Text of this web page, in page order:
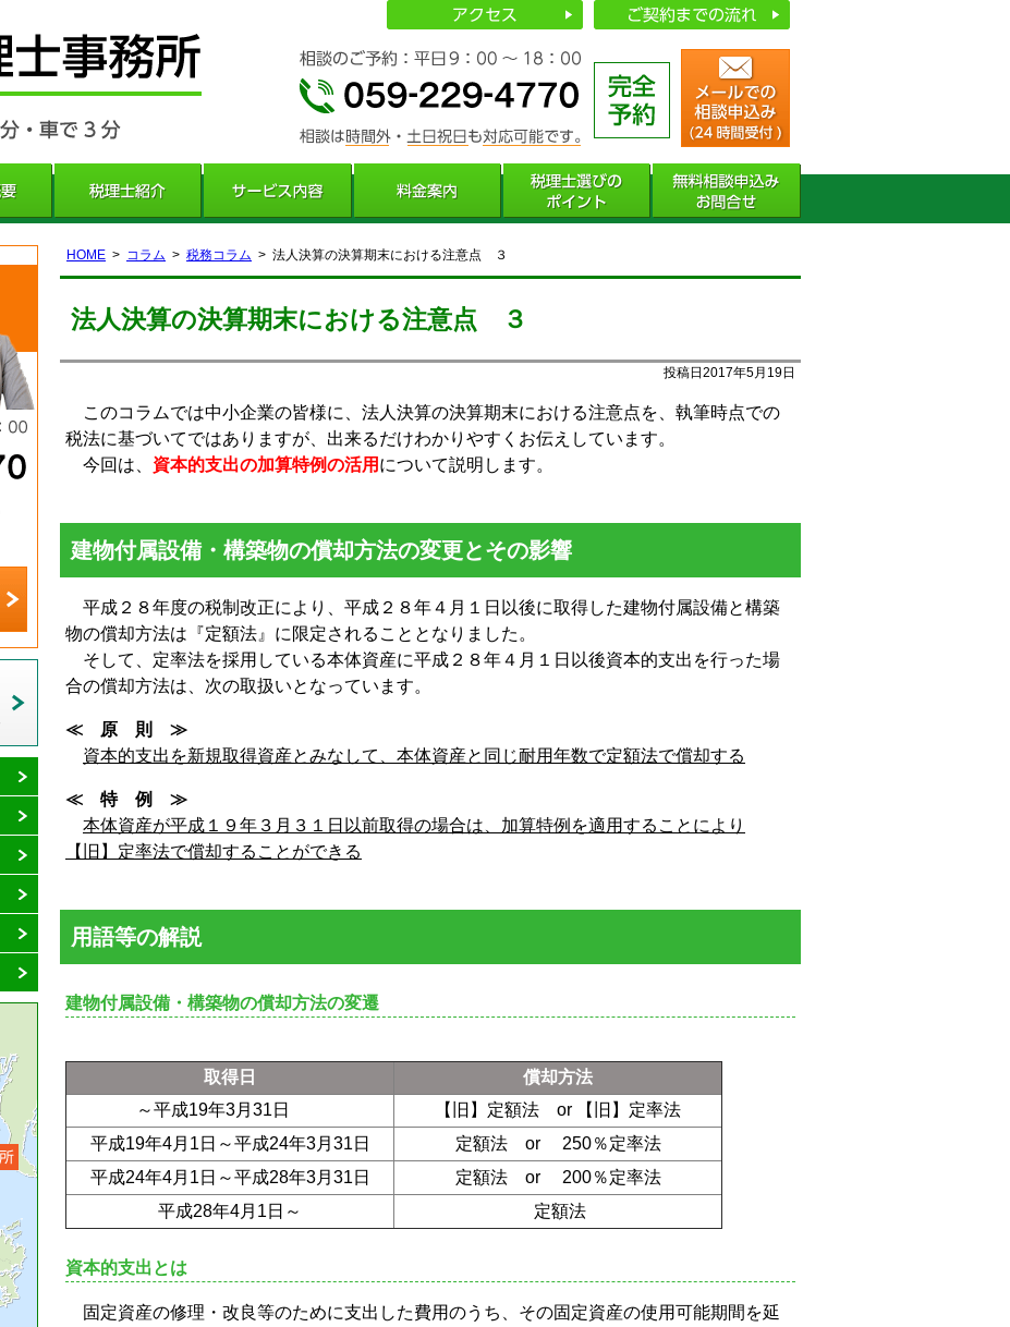
HOME コラム 税務コラム 法人決算の決算期末における注意点 ３
法人決算の決算期末における注意点 ３
投稿日2017年5月19日
このコラムでは中小企業の皆様に、法人決算の決算期末における注意点を、執筆時点での
税法に基づいてではありますが、出来るだけわかりやすくお伝えしています。
今回は、 資本的支出の加算特例の活用 について説明します。
建物付属設備・構築物の償却方法の変更とその影響
平成２８年度の税制改正により、平成２８年４月１日以後に取得した建物付属設備と構築
物の償却方法は『定額法』に限定されることとなりました。
そして、定率法を採用している本体資産に平成２８年４月１日以後資本的支出を行った場
合の償却方法は、次の取扱いとなっています。
≪ 原 則 ≫
資本的支出を新規取得資産とみなして、本体資産と同じ耐用年数で定額法で償却する
≪ 特 例 ≫
本体資産が平成１９年３月３１日以前取得の場合は、加算特例を適用することにより
【旧】定率法で償却することができる
用語等の解説
建物付属設備・構築物の償却方法の変遷
取得日
償却方法
～平成19年3月 31 日 【旧】定額法 or
【旧】定率法
平成19年4月 1 日～平成24年3月 31 日 定額法 or 250％定率法
平成24年4月 1 日～平成28年3月 31 日 定額法 or 200％定率法
平成28年4月 1 日～ 定額法
資本的支出とは
固定資産の修理・改良等のために支出した費用のうち、その固定資産の使用可能期間を延